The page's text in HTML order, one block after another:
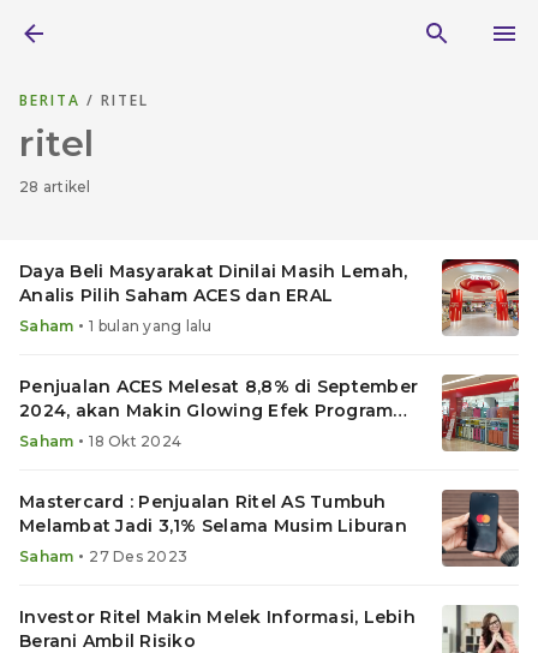
BERITA / RITEL
ritel
28 artikel
Daya Beli Masyarakat Dinilai Masih Lemah,
Analis Pilih Saham ACES dan ERAL
Saham • 1 bulan yang lalu
Penjualan ACES Melesat 8,8% di September
2024, akan Makin Glowing Efek Program
Prabowo?
Saham • 18 Okt 2024
Mastercard : Penjualan Ritel AS Tumbuh
Melambat Jadi 3,1% Selama Musim Liburan
Saham • 27 Des 2023
Investor Ritel Makin Melek Informasi, Lebih
Berani Ambil Risiko